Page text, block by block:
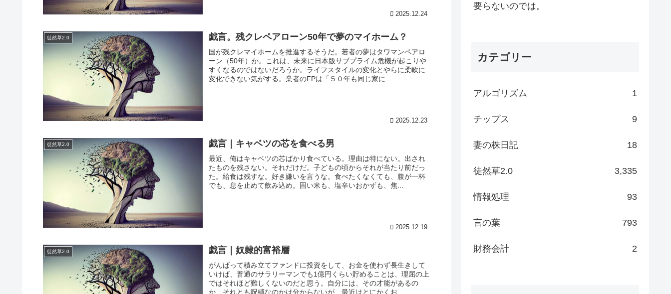
2025.12.24
徒然草2.0 戯言。残クレペアローン50年で夢のマイホーム？
国が残クレマイホームを推進するそうだ。若者の夢はタワマンペアロ
ーン（50年）か。これは、未来に日本版サブプライム危機が起こりや
すくなるのではないだろうか。ライフスタイルの変化とやらに柔軟に
変化できない気がする。業者のFPは「５０年も同じ家に...
2025.12.23
徒然草2.0 戯言｜キャベツの芯を食べる男
最近、俺はキャベツの芯ばかり食べている。理由は特にない。出され
たものを残さない。それだけだ。子どもの頃からそれが当たり前だっ
た。給食は残すな。好き嫌いを言うな。食べたくなくても、腹が一杯
でも、息を止めて飲み込め。固い米も、塩辛いおかずも、焦...
2025.12.19
徒然草2.0 戯言｜奴隷的富裕層
がんばって積み立てファンドに投資をして、お金を使わず長生きして
いけば、普通のサラリーマンでも1億円くらい貯めることは、理屈の上
ではそれほど難しくないのだと思う。自分には、その才能があるの
か、それとも呪縛なのかは分からないが、最近はとにかくお...
要らないのでは。
カテゴリー
アルゴリズム 1
チップス 9
妻の株日記 18
徒然草2.0 3,335
情報処理 93
言の葉 793
財務会計 2